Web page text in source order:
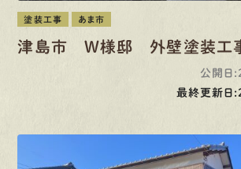
塗装工事 あま市
津島市 W様邸 外壁塗装工
公開日
最終更新日